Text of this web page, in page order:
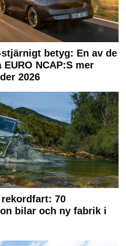
stjärnigt betyg: En av de
NCAP:S mer
2026
70
bilar och ny fabrik i